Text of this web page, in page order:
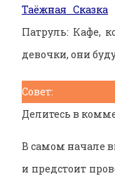
Таёжная Сказка
Патруль: Кафе,
девочки, они
Совет:
Делитесь в
В самом начале
и предстоит